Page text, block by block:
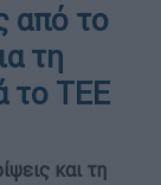
από το
τη
το ΤΕΕ
και τη